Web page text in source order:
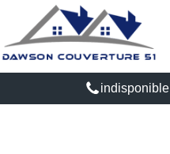
indisponible